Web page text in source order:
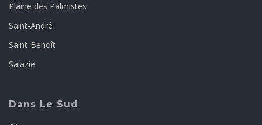
Plaine des Palmistes
Saint-André
Saint-Benoît
Salazie
Dans Le Sud